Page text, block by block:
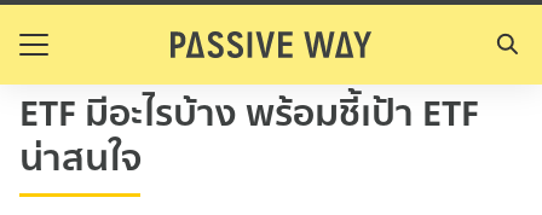
S
for:
ETF มีอะไรบ้าง พร้อมชี้เป้า ETF
น่าสนใจ